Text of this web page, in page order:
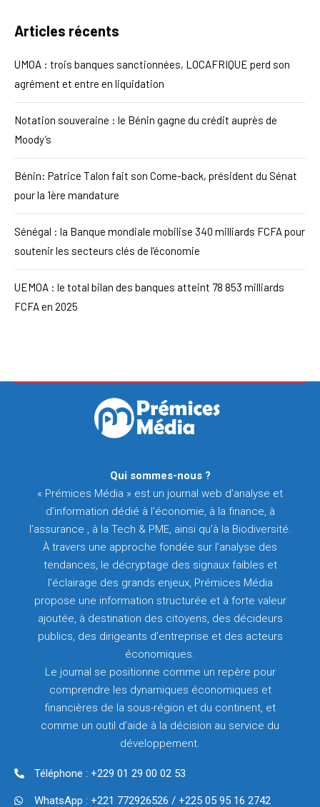
Articles récents
UMOA : trois banques sanctionnées, LOCAFRIQUE perd son
agrément et entre en liquidation
Notation souveraine : le Bénin gagne du crédit auprès de
Moody’s
Bénin: Patrice Talon fait son Come-back, président du Sénat
pour la 1ère mandature
Sénégal : la Banque mondiale mobilise 340 milliards FCFA pour
soutenir les secteurs clés de l’économie
UEMOA : le total bilan des banques atteint 78 853 milliards
FCFA en 2025
Qui sommes-nous ?
« Prémices Média » est un journal web d’analyse et
d’information dédié à l’économie, à la finance, à
l’assurance , à la Tech & PME, ainsi qu’à la Biodiversité.
À travers une approche fondée sur l’analyse des
tendances, le décryptage des signaux faibles et
l’éclairage des grands enjeux, Prémices Média
propose une information structurée et à forte valeur
ajoutée, à destination des citoyens, des décideurs
publics, des dirigeants d’entreprise et des acteurs
économiques.
Le journal se positionne comme un repère pour
comprendre les dynamiques économiques et
financières de la sous-région et du continent, et
comme un outil d’aide à la décision au service du
développement.
Téléphone : +229 01 29 00 02 53
WhatsApp : +221 772926526 / +225 05 95 16 2742